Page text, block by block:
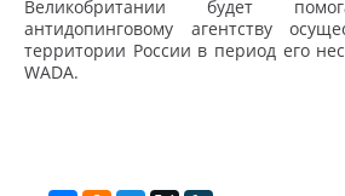
Великобритании будет
антидопинговому агентству
территории России в период его
WADA.